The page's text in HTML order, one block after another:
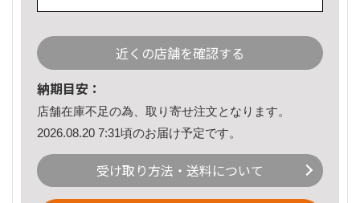
近くの店舗を確認する
納期目安：
店舗在庫不足の為、取り寄せ注文となります。
2026.08.20 7:31頃のお届け予定です。
受け取り方法・送料について